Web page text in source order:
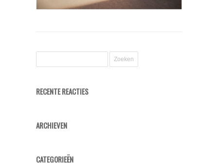
RECENTE REACTIES
ARCHIEVEN
CATEGORIEËN